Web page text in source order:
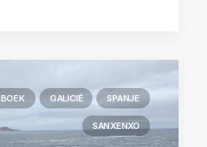
GALICIË SPANJE
SANXENXO